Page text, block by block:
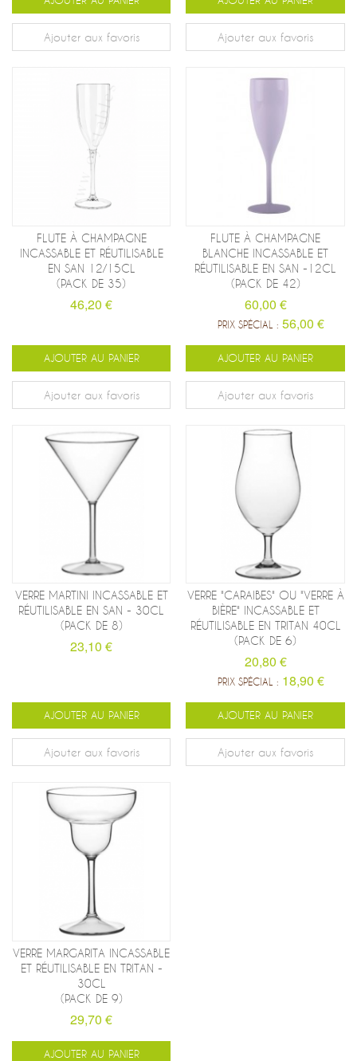
Ajouter aux favoris Ajouter aux favoris
FLUTE À CHAMPAGNE
INCASSABLE ET RÉUTILISABLE
EN SAN 12/15CL
(PACK DE 35)
46,20 €
AJOUTER AU PANIER
Ajouter aux favoris
FLUTE À CHAMPAGNE
BLANCHE INCASSABLE ET
RÉUTILISABLE EN SAN -12CL
(PACK DE 42)
60,00 €
PRIX SPÉCIAL : 56,00 €
AJOUTER AU PANIER
Ajouter aux favoris
VERRE MARTINI INCASSABLE ET
RÉUTILISABLE EN SAN - 30CL
(PACK DE 8)
23,10 €
AJOUTER AU PANIER
Ajouter aux favoris
VERRE "CARAIBES" OU "VERRE À
BIÈRE" INCASSABLE ET
RÉUTILISABLE EN TRITAN 40CL
(PACK DE 6)
20,80 €
PRIX SPÉCIAL : 18,90 €
AJOUTER AU PANIER
Ajouter aux favoris
VERRE MARGARITA INCASSABLE
ET RÉUTILISABLE EN TRITAN -
30CL
(PACK DE 9)
29,70 €
AJOUTER AU PANIER